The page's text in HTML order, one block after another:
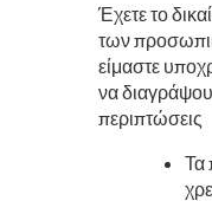
Έχετε το
των
είμαστε
να
περιπτώσεις
Τα